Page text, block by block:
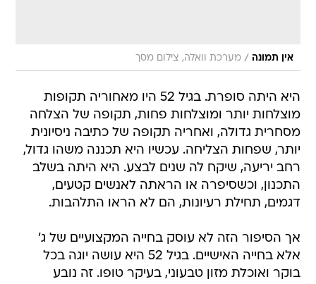
אין תמונה / מערכת וואלה, צילום מסך
היא היתה סופרת. בגיל 52 היו מאחוריה תקופות
מוצלחות יותר ומוצלחות פחות, תקופה של הצלחה
מסחרית גדולה, ואחריה תקופה של כתיבה ניסיונית
יותר, שפחות הצליחה. עכשיו היא תכננה משהו גדול,
רחב יריעה, שיקח לה שנים לבצע. היא היתה בשלב
התכנון, וכשסיפרה או הראתה לאנשים קטעים,
דגמים, תחילת רעיונות, הם לא הראו התלהבות.
אך הסיפור הזה לא עוסק בחייה המקצועיים של ג'
אלא בחייה האישיים. בגיל 52 היא עושה יוגה בכל
בוקר ואוכלת מזון טבעוני, בעיקר טופו. זה נובע